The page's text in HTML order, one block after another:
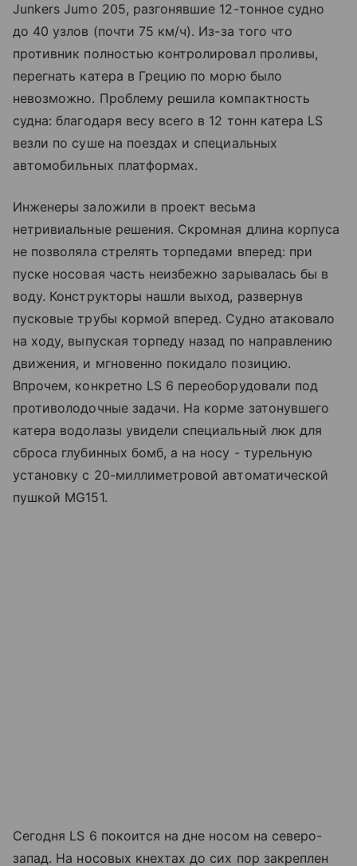
Junkers Jumo 205, разгонявшие 12-тонное судно
до 40 узлов (почти 75 км/ч). Из-за того что
противник полностью контролировал проливы,
перегнать катера в Грецию по морю было
невозможно. Проблему решила компактность
судна: благодаря весу всего в 12 тонн катера LS
везли по суше на поездах и специальных
автомобильных платформах.
Инженеры заложили в проект весьма
нетривиальные решения. Скромная длина корпуса
не позволяла стрелять торпедами вперед: при
пуске носовая часть неизбежно зарывалась бы в
воду. Конструкторы нашли выход, развернув
пусковые трубы кормой вперед. Судно атаковало
на ходу, выпуская торпеду назад по направлению
движения, и мгновенно покидало позицию.
Впрочем, конкретно LS 6 переоборудовали под
противолодочные задачи. На корме затонувшего
катера водолазы увидели специальный люк для
сброса глубинных бомб, а на носу - турельную
установку с 20-миллиметровой автоматической
пушкой MG151.
Сегодня LS 6 покоится на дне носом на северо-
запад. На носовых кнехтах до сих пор закреплен